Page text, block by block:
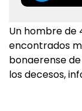
Un hombre de
encontrados
bonaerense
los decesos,